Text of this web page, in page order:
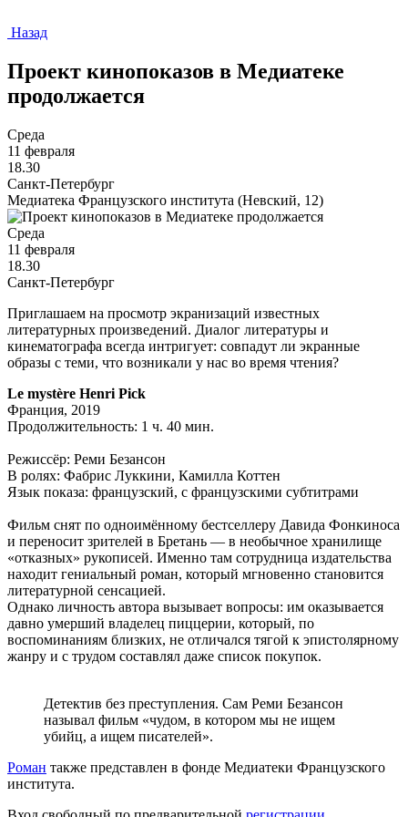
Назад
Проект кинопоказов в Медиатеке
продолжается
Среда
11 февраля
18.30
Санкт-Петербург
Медиатека Французского института (Невский, 12)
Среда
11 февраля
18.30
Санкт-Петербург
Приглашаем на просмотр экранизаций известных
литературных произведений. Диалог литературы и
кинематографа всегда интригует: совпадут ли экранные
образы с теми, что возникали у нас во время чтения?
Le mystère Henri Pick
Франция, 2019
Продолжительность: 1 ч. 40 мин.
Режиссёр: Реми Безансон
В ролях: Фабрис Луккини, Камилла Коттен
Язык показа: французский, с французскими субтитрами
Фильм снят по одноимённому бестселлеру Давида Фонкиноса
и переносит зрителей в Бретань — в необычное хранилище
«отказных» рукописей. Именно там сотрудница издательства
находит гениальный роман, который мгновенно становится
литературной сенсацией.
Однако личность автора вызывает вопросы: им оказывается
давно умерший владелец пиццерии, который, по
воспоминаниям близких, не отличался тягой к эпистолярному
жанру и с трудом составлял даже список покупок.
Детектив без преступления. Сам Реми Безансон
называл фильм «чудом, в котором мы не ищем
убийц, а ищем писателей».
Роман также представлен в фонде Медиатеки Французского
института.